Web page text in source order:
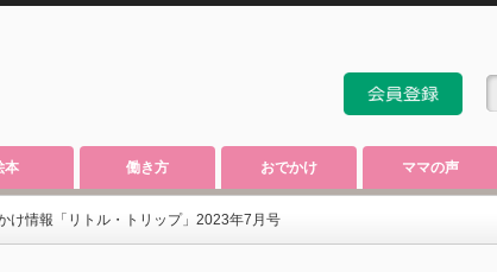
本 働き方 おでかけ ママの声
け情報「リトル・トリップ」2023年7月号